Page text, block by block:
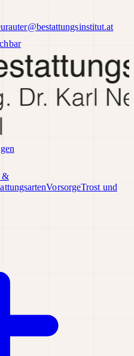
&
VorsorgeTrost und